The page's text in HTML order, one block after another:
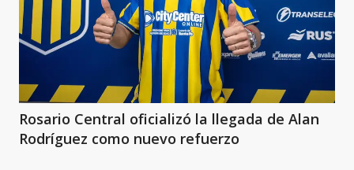
Rosario Central oficializó la llegada de Alan
Rodríguez como nuevo refuerzo